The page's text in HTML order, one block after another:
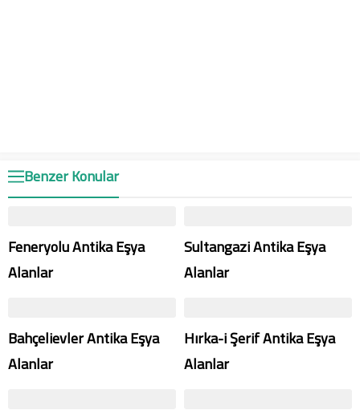
Benzer Konular
Feneryolu Antika Eşya
Alanlar
Sultangazi Antika Eşya
Alanlar
Bahçelievler Antika Eşya
Alanlar
Hırka-i Şerif Antika Eşya
Alanlar